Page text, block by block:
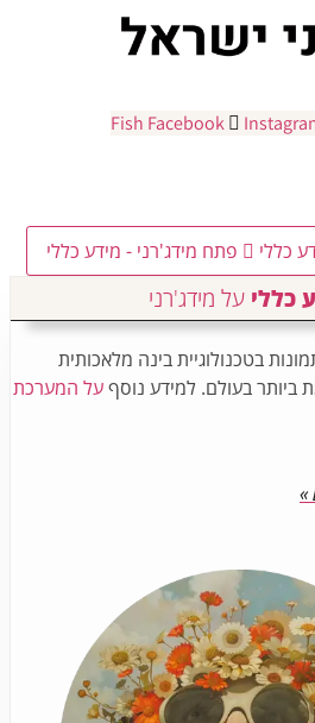
FishFacebook
כללי
פתח מידג'רני - מידע כללי
כלליעל מידג'רני
בטכנולוגיית בינה מלאכותית
בעולם. למידע נוסףעל המערכת